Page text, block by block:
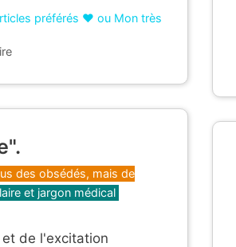
préférés ❤ ou Mon très
des obsédés, mais de
et jargon médical
de l'excitation